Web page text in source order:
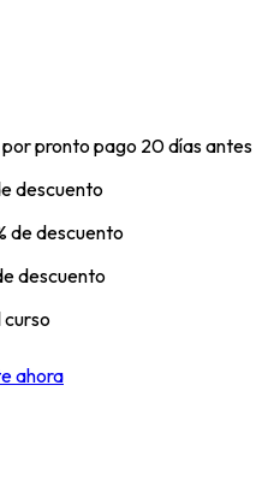
por pronto pago 20 días antes
descuento
de descuento
descuento
curso
ahora